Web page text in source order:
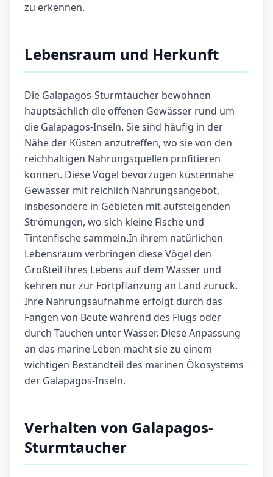
zu erkennen.
Lebensraum und Herkunft
Die Galapagos-Sturmtaucher bewohnen
hauptsächlich die offenen Gewässer rund um
die Galapagos-Inseln. Sie sind häufig in der
Nähe der Küsten anzutreffen, wo sie von den
reichhaltigen Nahrungsquellen profitieren
können. Diese Vögel bevorzugen küstennahe
Gewässer mit reichlich Nahrungsangebot,
insbesondere in Gebieten mit aufsteigenden
Strömungen, wo sich kleine Fische und
Tintenfische sammeln.In ihrem natürlichen
Lebensraum verbringen diese Vögel den
Großteil ihres Lebens auf dem Wasser und
kehren nur zur Fortpflanzung an Land zurück.
Ihre Nahrungsaufnahme erfolgt durch das
Fangen von Beute während des Flugs oder
durch Tauchen unter Wasser. Diese Anpassung
an das marine Leben macht sie zu einem
wichtigen Bestandteil des marinen Ökosystems
der Galapagos-Inseln.
Verhalten von Galapagos-
Sturmtaucher